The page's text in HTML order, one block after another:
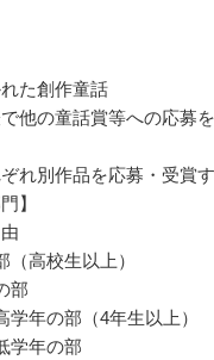
た創作童話
他の童話賞等への応募
れ別作品を応募・受賞
】
（高校生以上）
部
学年の部（4年生以上）
学年の部